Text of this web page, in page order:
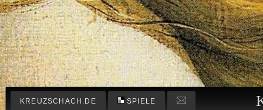
KREUZSCHACH.DE SPIELE